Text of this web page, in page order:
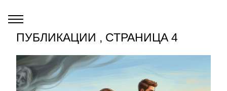
ПУБЛИКАЦИИ , СТРАНИЦА 4